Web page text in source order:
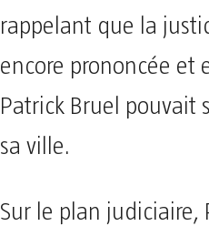
rappelant que la
encore prononcée et
Patrick Bruel pouvait
sa ville.
Sur le plan judiciaire,